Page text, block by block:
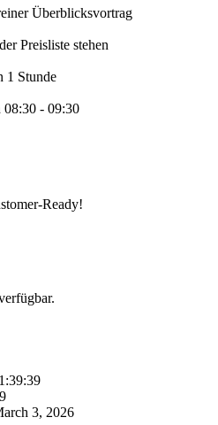
Überblicksvortrag
Preisliste stehen
1 Stunde
08:30 - 09:30
Ready!
3, 2026